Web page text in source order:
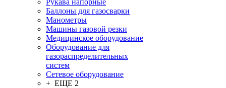
Рукава напорные
Баллоны для газосварки
Манометры
Машины газовой резки
Медицинское оборудование
Оборудование для
газораспределительных
систем
Сетевое оборудование
+ ЕЩЕ 2